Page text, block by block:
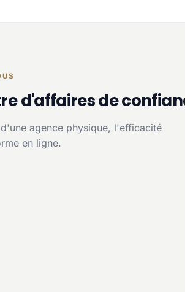
d'affaires de
agence physique, l'efficacité
en ligne.